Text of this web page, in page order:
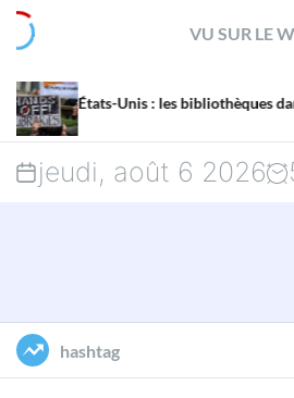
p
o
n
VU SUR LE
: les bibliothèques dans la tourmente
jeudi, août 6 2026
hashtag